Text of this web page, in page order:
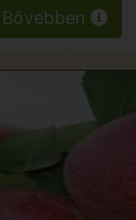
Bővebben